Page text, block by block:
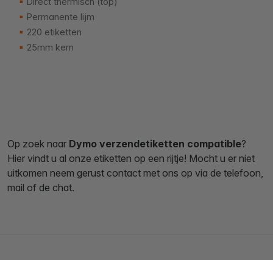
Permanente lijm
220 etiketten
25mm kern
Op zoek naar Dymo verzendetiketten compatible?
Hier vindt u al onze etiketten op een rijtje! Mocht u er niet
uitkomen neem gerust contact met ons op via de telefoon,
mail of de chat.